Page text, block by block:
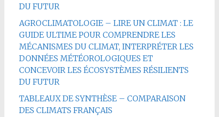
DU FUTUR
AGROCLIMATOLOGIE – LIRE UN CLIMAT : LE
GUIDE ULTIME POUR COMPRENDRE LES
MÉCANISMES DU CLIMAT, INTERPRÉTER LES
DONNÉES MÉTÉOROLOGIQUES ET
CONCEVOIR LES ÉCOSYSTÈMES RÉSILIENTS
DU FUTUR
TABLEAUX DE SYNTHÈSE – COMPARAISON
DES CLIMATS FRANÇAIS